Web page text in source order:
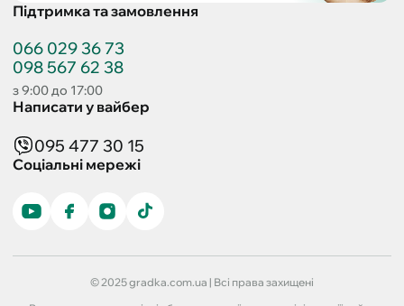
Підтримка та замовлення
066 029 36 73
098 567 62 38
з 9:00 до 17:00
Написати у вайбер
095 477 30 15
Соціальні мережі
© 2025 gradka.com.ua | Всі права захищені